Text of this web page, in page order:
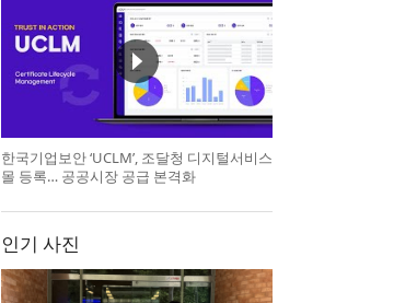
한국기업보안 ‘UCLM’, 조달청 디지털서비스
몰 등록… 공공시장 공급 본격화
인기 사진